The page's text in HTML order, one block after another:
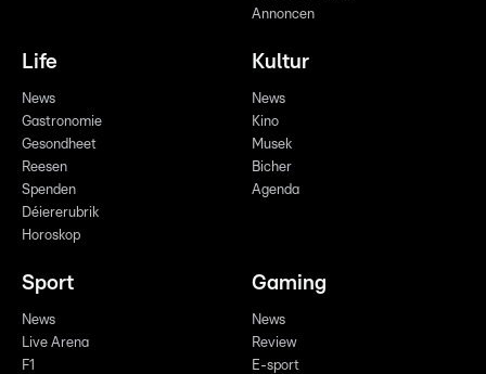
Annoncen
Life
News
Gastronomie
Gesondheet
Reesen
Spenden
Déiererubrik
Horoskop
Kultur
News
Kino
Musek
Bicher
Agenda
Sport
News
Live Arena
F1
Gaming
News
Review
E-sport